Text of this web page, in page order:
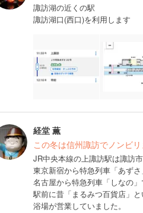
諏訪湖の近くの駅
諏訪湖口(西口)を利用します
経堂 薫
この冬は信州諏訪でノンビ
JR中央本線の上諏訪駅は諏訪市
東京新宿から特急列車「あずさ
名古屋から特急列車「しなの
駅前に昔「まるみつ百貨店」
浴場が営業していました。